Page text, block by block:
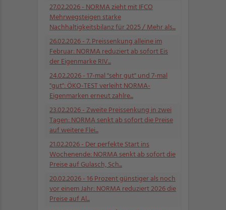
27.02.2026- NORMA zieht mit IFCO
Mehrwegsteigen starke
Nachhaltigkeitsbilanz für 2025 / Mehr als...
26.02.2026- 7. Preissenkung alleine im
Februar: NORMA reduziert ab sofort Eis
der Eigenmarke RIV...
24.02.2026- 17-mal "sehr gut" und 7-mal
"gut": ÖKO-TEST verleiht NORMA-
Eigenmarken erneut zahlre...
23.02.2026- Zweite Preissenkung in zwei
Tagen: NORMA senkt ab sofort die Preise
auf weitere Flei...
21.02.2026- Der perfekte Start ins
Wochenende: NORMA senkt ab sofort die
Preise auf Gulasch, Sch...
20.02.2026- 16 Prozent günstiger als noch
vor einem Jahr: NORMA reduziert 2026 die
Preise auf Al...